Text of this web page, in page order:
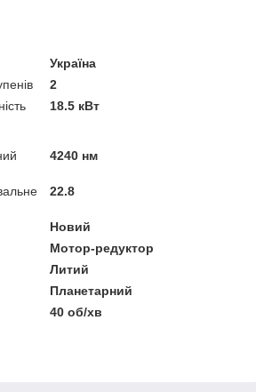
Україна
2
18.5 кВт
4240 нм
22.8
Новий
Мотор-редуктор
Литий
Планетарний
40 об/хв